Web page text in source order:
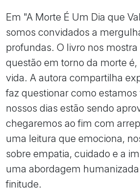
Em "A Morte É Um Dia que
somos convidados a
profundas. O livro nos
questão em torno da morte é,
vida. A autora compartilha
faz questionar como estamos
nossos dias estão sendo
chegaremos ao fim com
uma leitura que emociona,
sobre empatia, cuidado e a
uma abordagem
finitude.